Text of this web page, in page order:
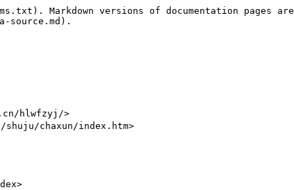
Markdown versions of documentation pages
source.md).
hlwfzyj/>
shuju/chaxun/index.htm>